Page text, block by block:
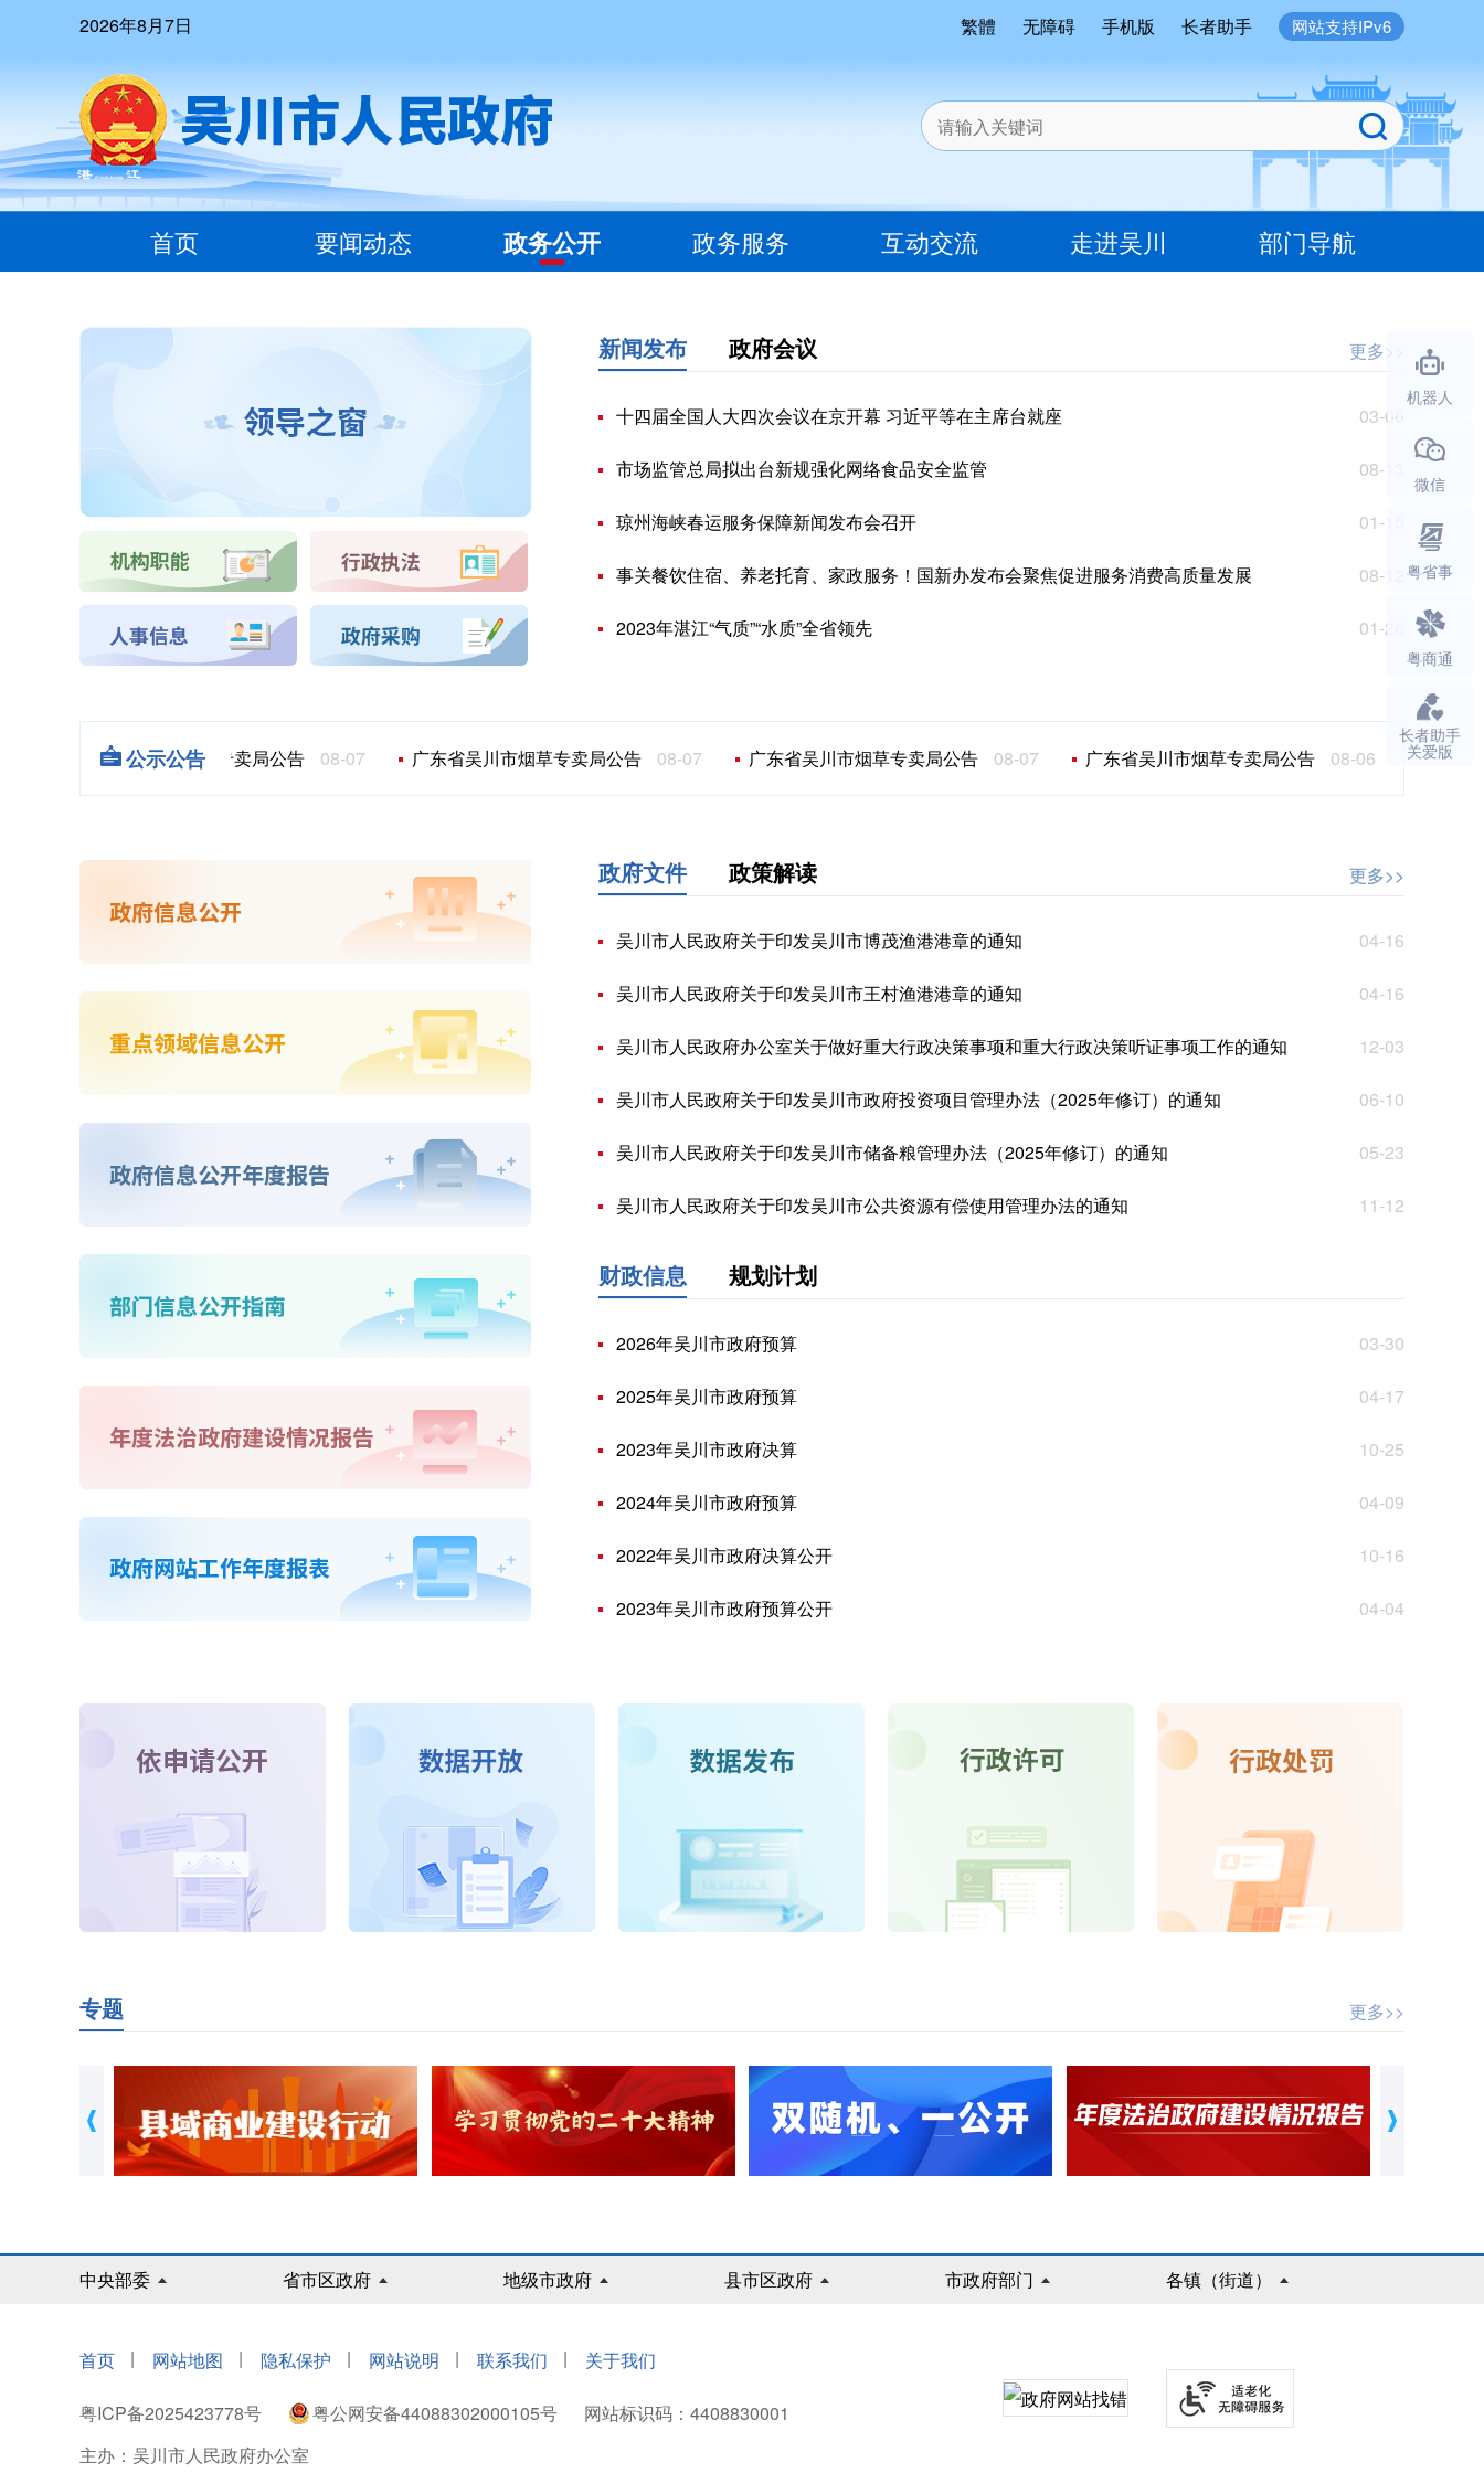
2026年8月7日 繁體 无障碍 手机版 长者助手 网站支持IPv6
首页 要闻动态 政务公开 政务服务 互动交流 走进吴川 部门导航
新闻发布 政府会议 更多>>
十四届全国人大四次会议在京开幕 习近平等在主席台就座 03-06
市场监管总局拟出台新规强化网络食品安全监管 08-13
琼州海峡春运服务保障新闻发布会召开 01-15
事关餐饮住宿、养老托育、家政服务！国新办发布会聚焦促进服务消费高质量发展 08-12
2023年湛江“气质”“水质”全省领先 01-26
公示公告
广东省吴川市烟草专卖局公告 08-07 广东省吴川市烟草专卖局公告 08-07 广东省吴川市烟草专卖局公告 08-07 广东省吴川市烟草专卖局公告 08-06 办公搬迁
政府文件 政策解读 更多>>
吴川市人民政府关于印发吴川市博茂渔港港章的通知 04-16
吴川市人民政府关于印发吴川市王村渔港港章的通知 04-16
吴川市人民政府办公室关于做好重大行政决策事项和重大行政决策听证事项工作的通知 12-03
吴川市人民政府关于印发吴川市政府投资项目管理办法（2025年修订）的通知 06-10
吴川市人民政府关于印发吴川市储备粮管理办法（2025年修订）的通知 05-23
吴川市人民政府关于印发吴川市公共资源有偿使用管理办法的通知 11-12
财政信息 规划计划
更多>>
2026年吴川市政府预算 03-30
2025年吴川市政府预算 04-17
2023年吴川市政府决算 10-25
2024年吴川市政府预算 04-09
2022年吴川市政府决算公开 10-16
2023年吴川市政府预算公开 04-04
专题 更多>>
机器人
微信
粤省事
粤商通
长者助手
关爱版
中央部委 省市区政府 地级市政府 县市区政府 市政府部门 各镇（街道）
首页 | 网站地图 | 隐私保护 | 网站说明 | 联系我们 | 关于我们
粤ICP备2025423778号 粤公网安备44088302000105号
网站标识码：4408830001
主办：吴川市人民政府办公室